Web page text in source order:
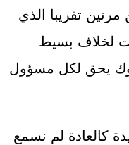
تقريبا الذي
لخلاف بسيط
يحق لكل مسؤول
كالعادة لم نسمع